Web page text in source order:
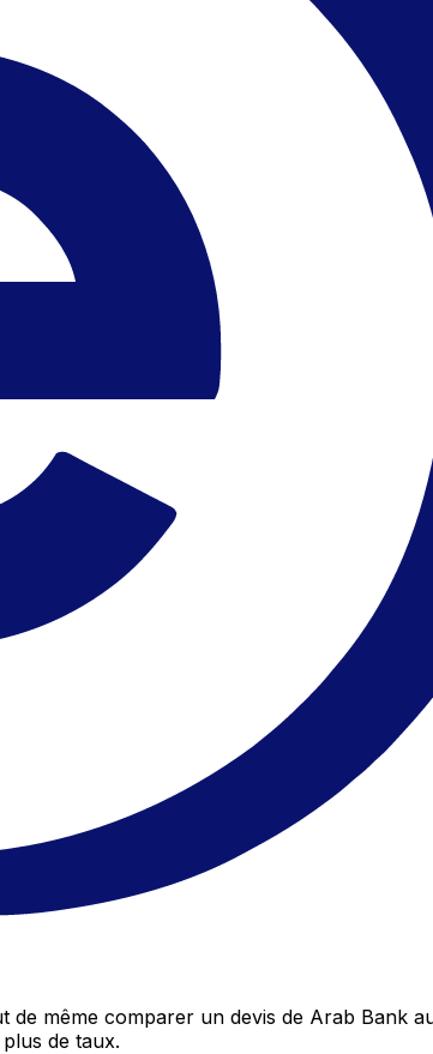
même comparer un devis de Arab Bank
de taux.